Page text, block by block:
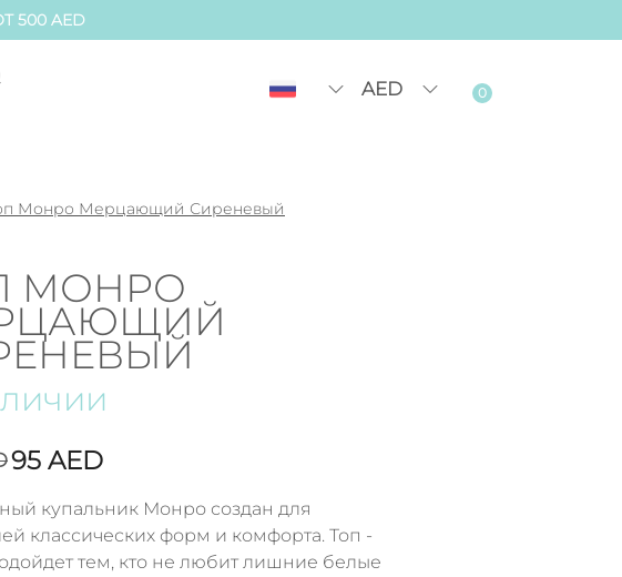
500 AED
AED 0
Монро Мерцающий Сиреневый
МОНРО
95 AED
купальник Монро создан для
классических форм и комфорта. Топ -
тем, кто не любит лишние белые